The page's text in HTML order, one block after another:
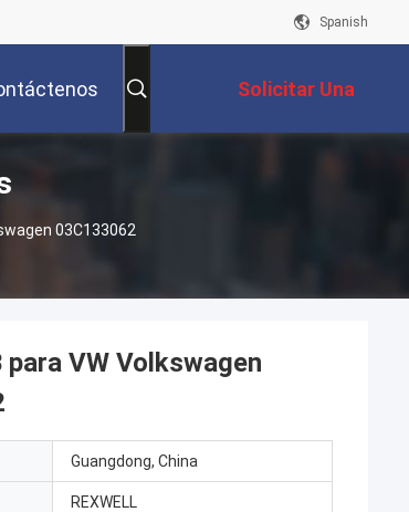
Spanish
Solicitar Una
Cotización
03C133062
VW Volkswagen
Guangdong, China
REXWELL